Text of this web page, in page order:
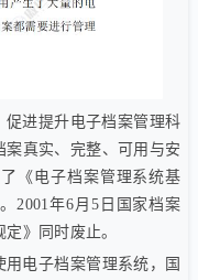
进提升电子档案管理科
真实、完整、可用与安
《电子档案管理系统基
2001年6月5日国家档案
》同时废止。
电子档案管理系统，国